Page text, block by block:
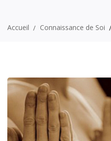
Accueil Connaissance de Soi